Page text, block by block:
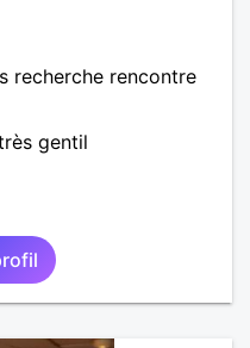
recherche rencontre
gentil